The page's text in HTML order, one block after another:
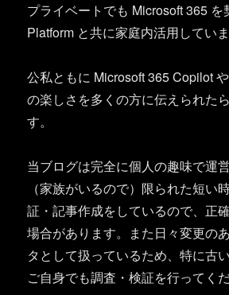
プライベートでも Microsoft 365
Platform と共に家庭内活用していま
公私ともに Microsoft 365 Copilot
の楽しさを多くの方に伝えられた
す。
当ブログは完全に個人の趣味で運
（家族がいるので）限られた短い
証・記事作成をしているので、正
場合があります。また日々変更の
タとして扱っているため、特に古
ご自身でも調査・検証を行ってくだ